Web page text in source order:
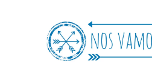
Nos Vamos